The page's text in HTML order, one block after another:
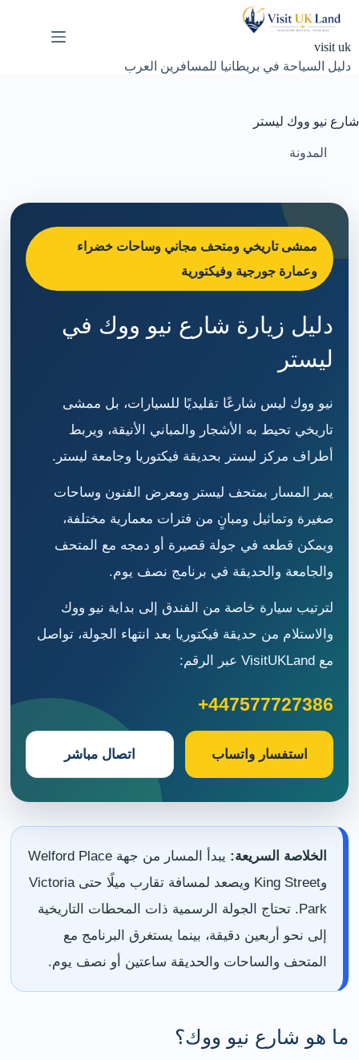
visit uk
دليل السياحة في بريطانيا للمسافرين العرب
شارع نيو ووك ليستر
المدونة
ممشى تاريخي ومتحف مجاني وساحات خضراء
وعمارة جورجية وفيكتورية
دليل زيارة شارع نيو ووك في
ليستر
نيو ووك ليس شارعًا تقليديًا للسيارات، بل ممشى
تاريخي تحيط به الأشجار والمباني الأنيقة، ويربط
أطراف مركز ليستر بحديقة فيكتوريا وجامعة ليستر.
يمر المسار بمتحف ليستر ومعرض الفنون وساحات
صغيرة وتماثيل ومبانٍ من فترات معمارية مختلفة،
ويمكن قطعه في جولة قصيرة أو دمجه مع المتحف
والجامعة والحديقة في برنامج نصف يوم.
لترتيب سيارة خاصة من الفندق إلى بداية نيو ووك
والاستلام من حديقة فيكتوريا بعد انتهاء الجولة، تواصل
مع VisitUKLand عبر الرقم:
+447577727386
استفسار واتساب اتصال مباشر
الخلاصة السريعة:
يبدأ المسار من جهة Welford Place
وKing Street ويصعد لمسافة تقارب ميلًا حتى Victoria
Park. تحتاج الجولة الرسمية ذات المحطات التاريخية
إلى نحو أربعين دقيقة، بينما يستغرق البرنامج مع
المتحف والساحات والحديقة ساعتين أو نصف يوم.
ما هو شارع نيو ووك؟